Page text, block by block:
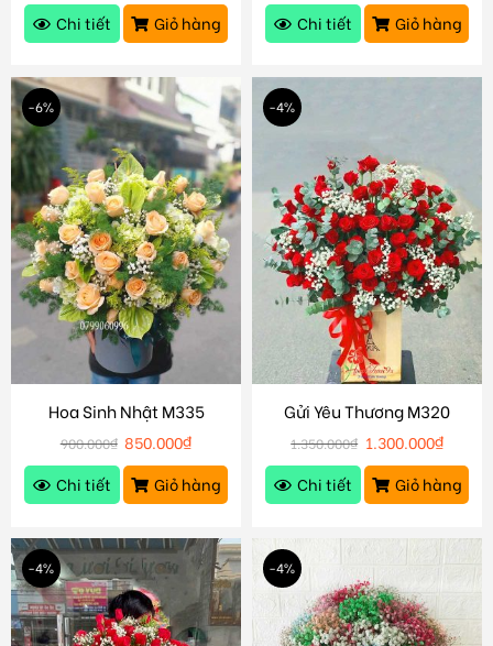
Chi tiết
Giỏ hàng
Chi tiết
Giỏ hàng
-6%
Hoa Sinh Nhật M335
900.000₫ 850.000₫
Chi tiết
Giỏ hàng
-4%
Gửi Yêu Thương M320
1.350.000₫ 1.300.000₫
Chi tiết
Giỏ hàng
-4% -4%